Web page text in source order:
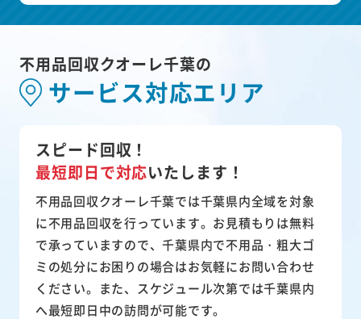
不用品回収クオーレ千葉の
サービス対応エリア
スピード回収！
最短即日で対応いたします！
不用品回収クオーレ千葉では千葉県内全域を対象
に不用品回収を行っています。お見積もりは無料
で承っていますので、千葉県内で不用品・粗大ゴ
ミの処分にお困りの場合はお気軽にお問い合わせ
ください。また、スケジュール次第では千葉県内
へ最短即日中の訪問が可能です。